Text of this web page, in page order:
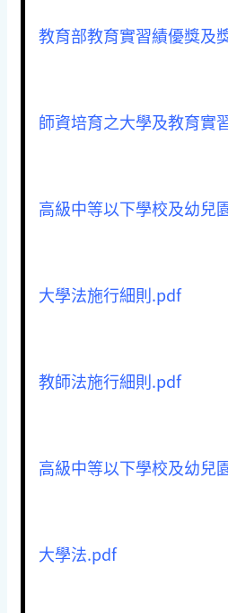
教育部教育實習績優獎及
師資培育之大學及教育實
高級中等以下學校及幼兒
大學法施行細則.pdf
教師法施行細則.pdf
高級中等以下學校及幼兒
大學法.pdf